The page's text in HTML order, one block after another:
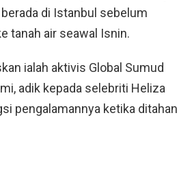
di Istanbul sebelum
tanah air seawal Isnin.
ialah aktivis Global Sumud
adik kepada selebriti Heliza
pengalamannya ketika ditahan